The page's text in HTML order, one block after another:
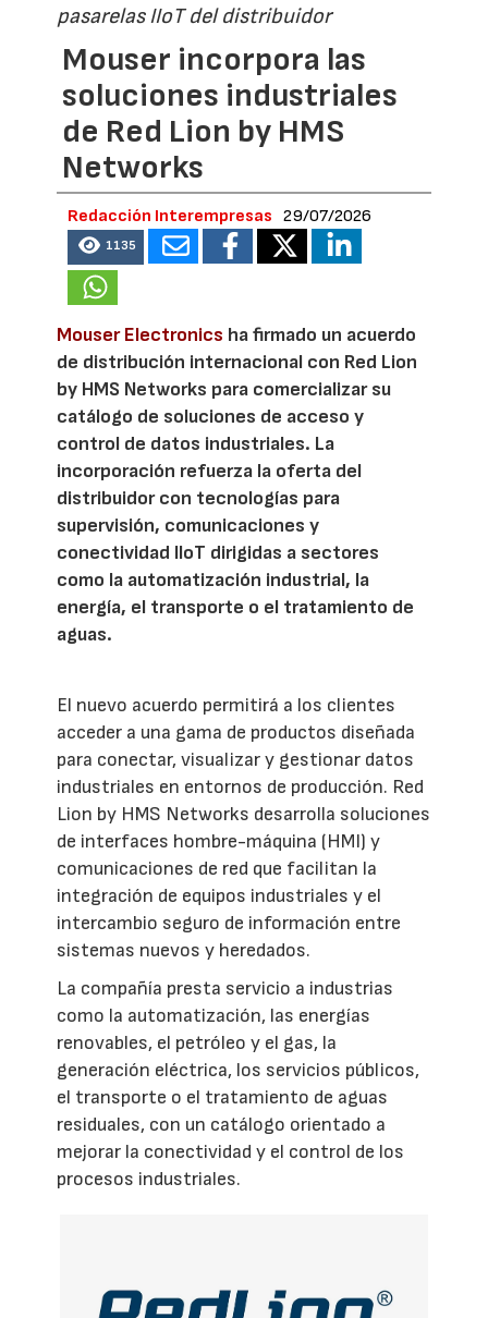
pasarelas IIoT del distribuidor
Mouser incorpora las
soluciones industriales
de Red Lion by HMS
Networks
Redacción Interempresas 29/07/2026
1135
Mouser Electronics ha firmado un acuerdo
de distribución internacional con Red Lion
by HMS Networks para comercializar su
catálogo de soluciones de acceso y
control de datos industriales. La
incorporación refuerza la oferta del
distribuidor con tecnologías para
supervisión, comunicaciones y
conectividad IIoT dirigidas a sectores
como la automatización industrial, la
energía, el transporte o el tratamiento de
aguas.
El nuevo acuerdo permitirá a los clientes
acceder a una gama de productos diseñada
para conectar, visualizar y gestionar datos
industriales en entornos de producción. Red
Lion by HMS Networks desarrolla soluciones
de interfaces hombre-máquina (HMI) y
comunicaciones de red que facilitan la
integración de equipos industriales y el
intercambio seguro de información entre
sistemas nuevos y heredados.
La compañía presta servicio a industrias
como la automatización, las energías
renovables, el petróleo y el gas, la
generación eléctrica, los servicios públicos,
el transporte o el tratamiento de aguas
residuales, con un catálogo orientado a
mejorar la conectividad y el control de los
procesos industriales.